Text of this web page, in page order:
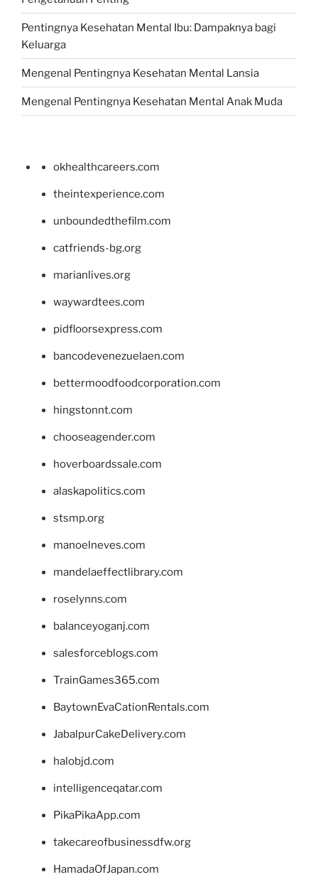
Pentingnya Kesehatan Mental Ibu: Dampaknya bagi
Keluarga
Mengenal Pentingnya Kesehatan Mental Lansia
Mengenal Pentingnya Kesehatan Mental Anak Muda
okhealthcareers.com
theintexperience.com
unboundedthefilm.com
catfriends-bg.org
marianlives.org
waywardtees.com
pidfloorsexpress.com
bancodevenezuelaen.com
bettermoodfoodcorporation.com
hingstonnt.com
chooseagender.com
hoverboardssale.com
alaskapolitics.com
stsmp.org
manoelneves.com
mandelaeffectlibrary.com
roselynns.com
balanceyoganj.com
salesforceblogs.com
TrainGames365.com
BaytownEvaCationRentals.com
JabalpurCakeDelivery.com
halobjd.com
intelligenceqatar.com
PikaPikaApp.com
takecareofbusinessdfw.org
HamadaOfJapan.com